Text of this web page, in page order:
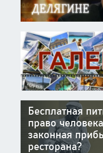
Бесплатная
право
законная
ресторана?